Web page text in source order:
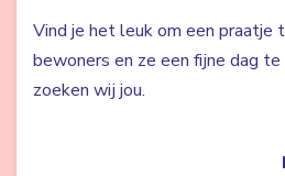
Vind je het leuk om een praatje
bewoners en ze een fijne dag te
zoeken wij jou.